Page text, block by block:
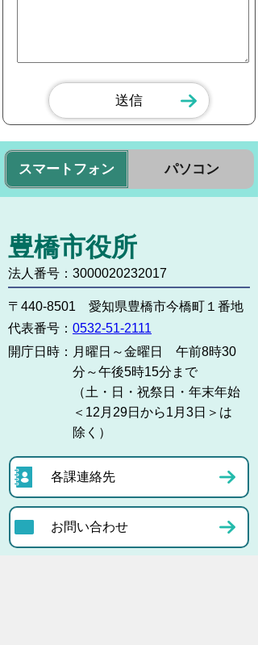
スマートフォン パソコン
豊橋市役所
法人番号：3000020232017
〒440-8501 愛知県豊橋市今橋町１番地
代表番号： 0532-51-2111
開庁日時： 月曜日～金曜日 午前8時30
分～午後5時15分まで
（土・日・祝祭日・年末年始
＜12月29日から1月3日＞は
除く）
各課連絡先
お問い合わせ